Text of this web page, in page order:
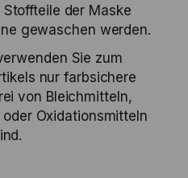
der Maske
gewaschen werden.
Sie zum
nur farbsichere
von Bleichmitteln,
Oxidationsmitteln